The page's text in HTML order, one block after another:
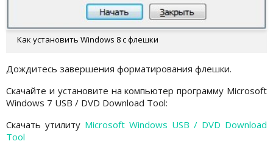
Как установить Windows 8 с флешки
Дождитесь завершения форматирования флешки.
Скачайте и установите на компьютер программу Microsoft
Windows 7 USB / DVD Download Tool:
Скачать утилиту Microsoft Windows USB / DVD Download
Tool